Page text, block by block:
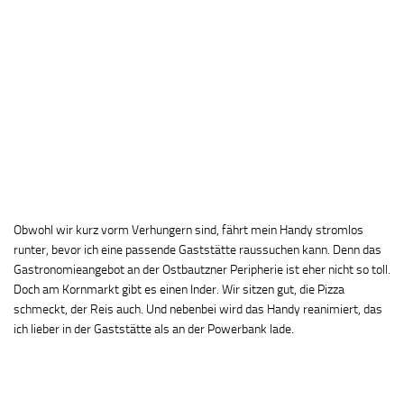
Obwohl wir kurz vorm Verhungern sind, fährt mein Handy stromlos
runter, bevor ich eine passende Gaststätte raussuchen kann. Denn das
Gastronomieangebot an der Ostbautzner Peripherie ist eher nicht so toll.
Doch am Kornmarkt gibt es einen Inder. Wir sitzen gut, die Pizza
schmeckt, der Reis auch. Und nebenbei wird das Handy reanimiert, das
ich lieber in der Gaststätte als an der Powerbank lade.